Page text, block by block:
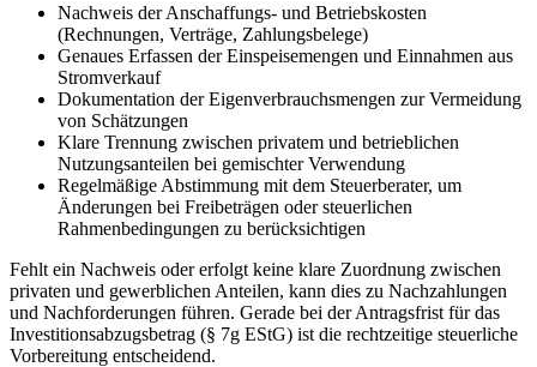
Nachweis der Anschaffungs- und Betriebskosten
(Rechnungen, Verträge, Zahlungsbelege)
Genaues Erfassen der Einspeisemengen und Einnahmen aus
Stromverkauf
Dokumentation der Eigenverbrauchsmengen zur Vermeidung
von Schätzungen
Klare Trennung zwischen privatem und betrieblichen
Nutzungsanteilen bei gemischter Verwendung
Regelmäßige Abstimmung mit dem Steuerberater, um
Änderungen bei Freibeträgen oder steuerlichen
Rahmenbedingungen zu berücksichtigen
Fehlt ein Nachweis oder erfolgt keine klare Zuordnung zwischen
privaten und gewerblichen Anteilen, kann dies zu Nachzahlungen
und Nachforderungen führen. Gerade bei der Antragsfrist für das
Investitionsabzugsbetrag (§ 7g EStG) ist die rechtzeitige steuerliche
Vorbereitung entscheidend.